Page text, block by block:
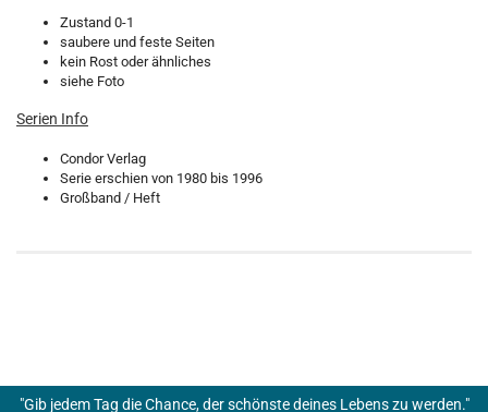
Zustand 0-1
saubere und feste Seiten
kein Rost oder ähnliches
siehe Foto
Serien Info
Condor Verlag
Serie erschien von 1980 bis 1996
Großband / Heft
"Gib jedem Tag die Chance, der schönste deines Lebens zu werden."